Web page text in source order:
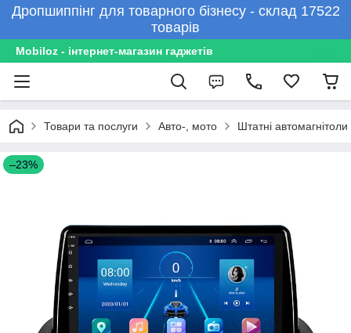
Дропшиппінг для товарного бізнесу - склад 17522
товарів
Mobiloz - інтернет-магазин гаджетів
Товари та послуги Авто-, мото Штатні автомагнітоли
–23%